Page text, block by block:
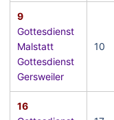
9
Gottesdienst
Malstatt
Gottesdienst
Gersweiler
10
16